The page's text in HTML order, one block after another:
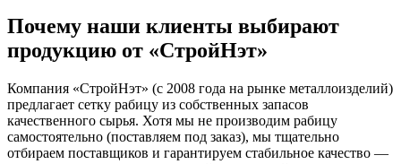
Почему наши клиенты выбирают
продукцию от «СтройНэт»
Компания «СтройНэт» (с 2008 года на рынке металлоизделий)
предлагает сетку рабицу из собственных запасов
качественного сырья. Хотя мы не производим рабицу
самостоятельно (поставляем под заказ), мы тщательно
отбираем поставщиков и гарантируем стабильное качество —